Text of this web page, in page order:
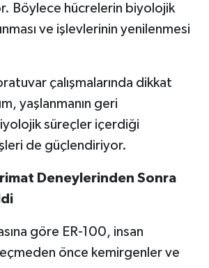
Böylece hücrelerin biyolojik
ve işlevlerinin yenilenmesi
çalışmalarında dikkat
yaşlanmanın geri
süreçler içerdiği
de güçlendiriyor.
Deneylerinden Sonra
göre ER-100, insan
önce kemirgenler ve